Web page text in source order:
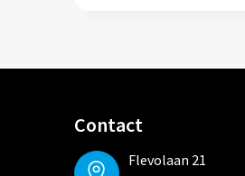
Contact
Flevolaan 21